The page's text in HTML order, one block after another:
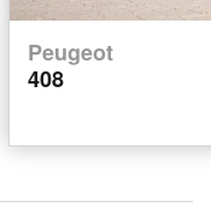
Peugeot
408